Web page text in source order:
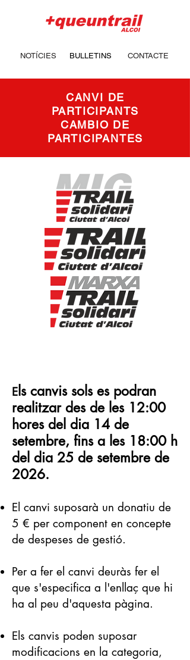
CONTACTE
BULLETINS
NOTÍCIES
CANVI DE
PARTICIPANTS
CAMBIO DE
PARTICIPANTES
Els canvis sols es podran
realitzar des de les 12:00
hores del dia 14 de
setembre, fins a les 18:00 h
del dia 25 de setembre de
2026.
El canvi suposarà un donatiu de
5 € per component en concepte
de despeses de gestió.
Per a fer el canvi deuràs fer el
que s'especifica a l'enllaç que hi
ha al peu d'aquesta pàgina.
Els canvis poden suposar
modificacions en la categoria,